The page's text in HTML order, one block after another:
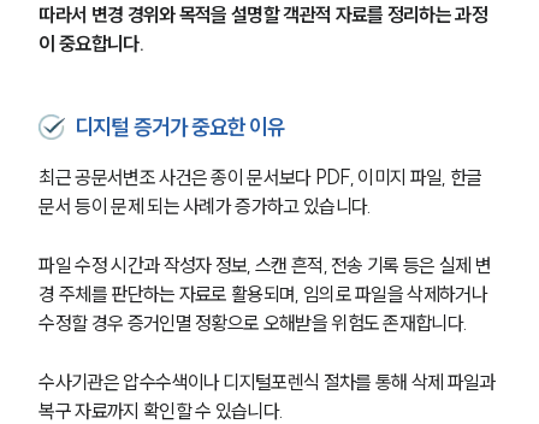
따라서 변경 경위와 목적을 설명할 객관적 자료를 정리하는 과정
이 중요합니다.
디지털 증거가 중요한 이유
최근 공문서변조 사건은 종이 문서보다 PDF, 이미지 파일, 한글
문서 등이 문제 되는 사례가 증가하고 있습니다.
파일 수정 시간과 작성자 정보, 스캔 흔적, 전송 기록 등은 실제 변
경 주체를 판단하는 자료로 활용되며, 임의로 파일을 삭제하거나
수정할 경우 증거인멸 정황으로 오해받을 위험도 존재합니다.
수사기관은 압수수색이나 디지털포렌식 절차를 통해 삭제 파일과
복구 자료까지 확인할 수 있습니다.